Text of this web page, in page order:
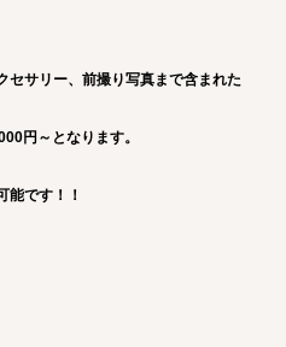
サリー、前撮り写真まで含まれた
円～となります。
能です！！